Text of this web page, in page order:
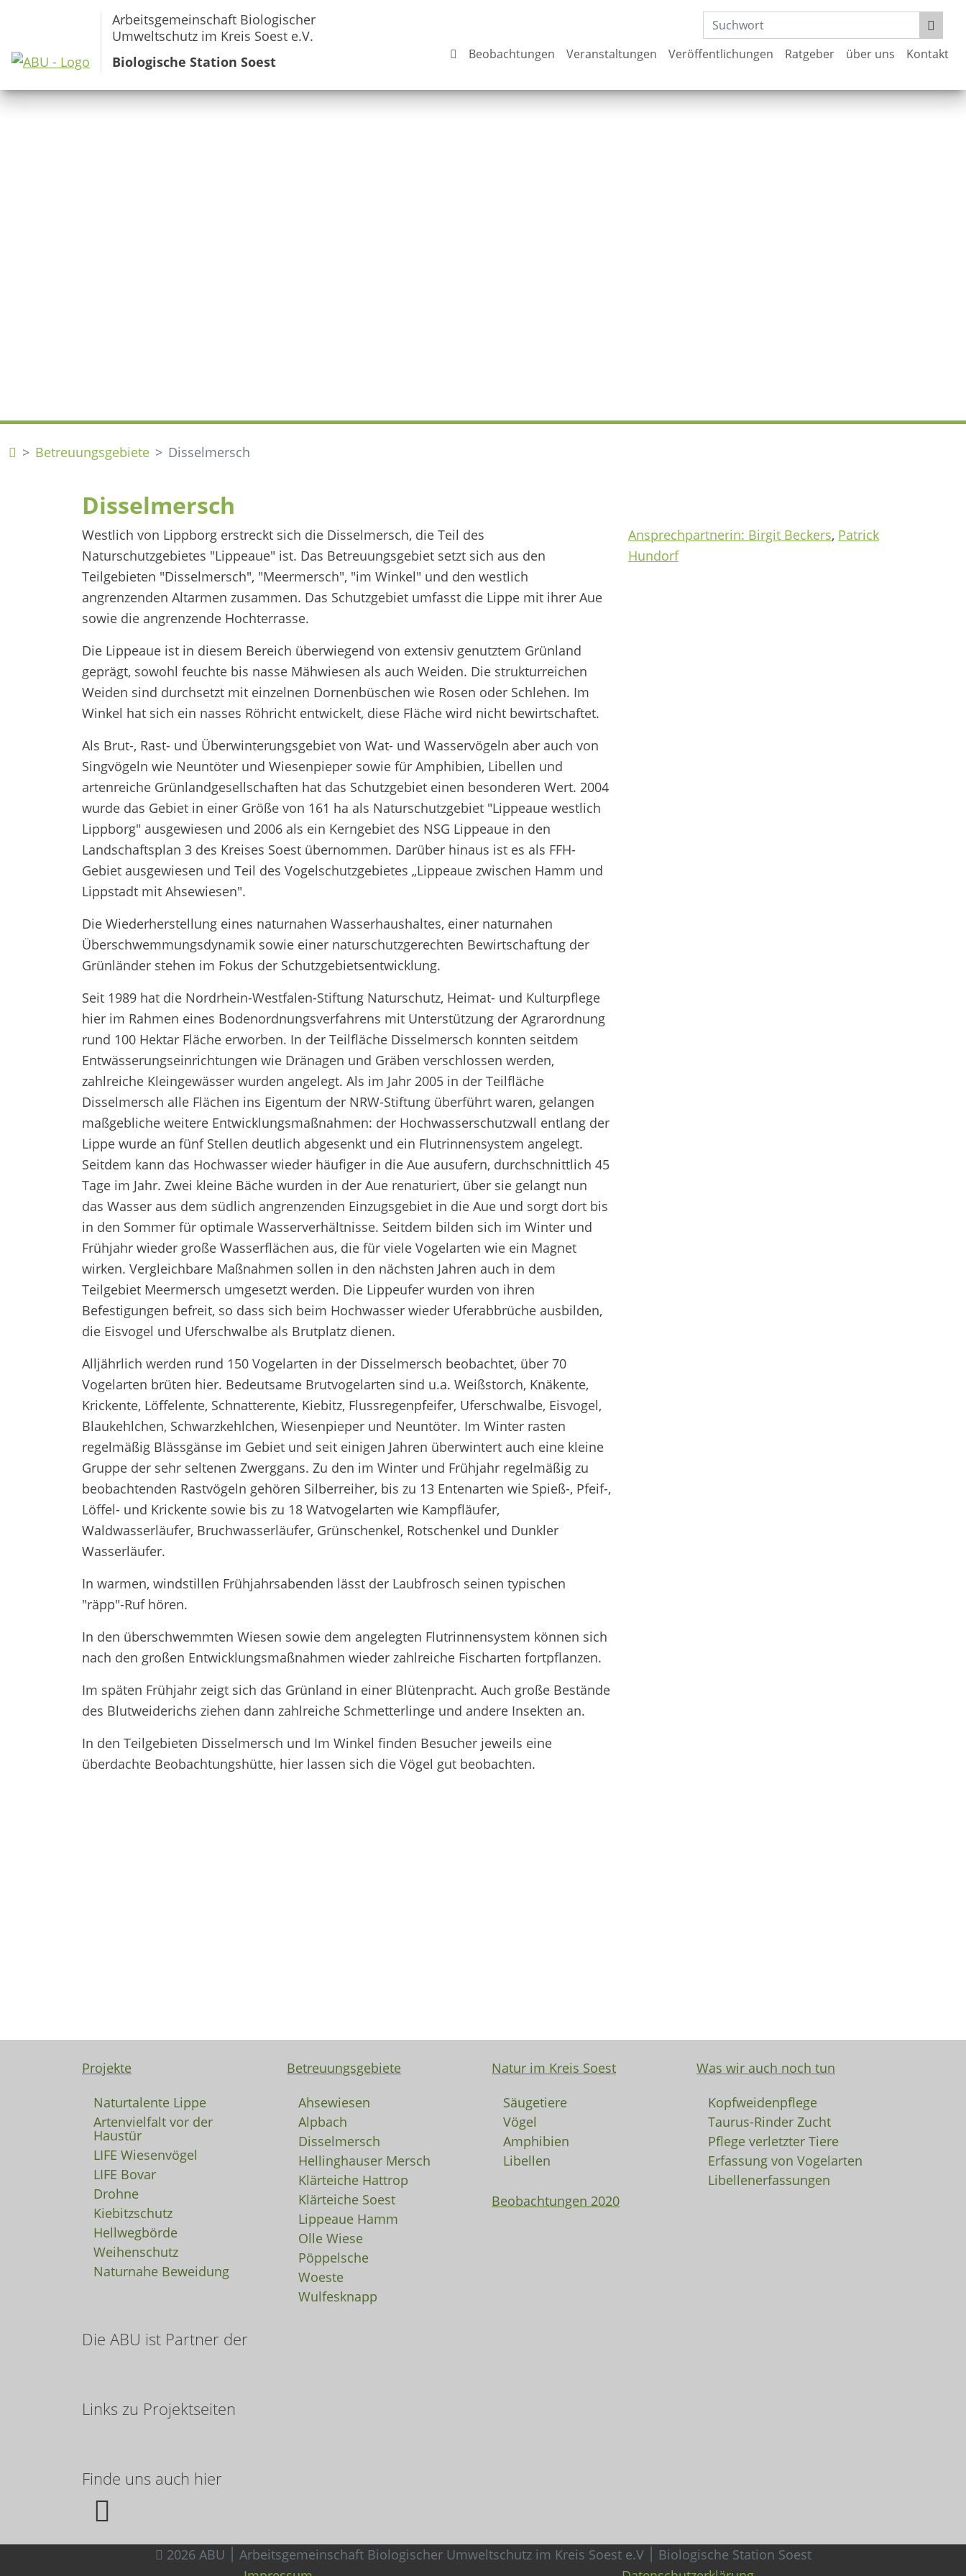
Arbeitsgemeinschaft Biologischer
Umweltschutz im Kreis Soest e.V.
Biologische Station Soest
Beobachtungen Veranstaltungen Veröffentlichungen Ratgeber über uns Kontakt
Betreuungsgebiete Disselmersch
Disselmersch
Westlich von Lippborg erstreckt sich die Disselmersch, die Teil des
Naturschutzgebietes "Lippeaue" ist. Das Betreuungsgebiet setzt sich aus den
Teilgebieten "Disselmersch", "Meermersch", "im Winkel" und den westlich
angrenzenden Altarmen zusammen. Das Schutzgebiet umfasst die Lippe mit ihrer Aue
sowie die angrenzende Hochterrasse.
Die Lippeaue ist in diesem Bereich überwiegend von extensiv genutztem Grünland
geprägt, sowohl feuchte bis nasse Mähwiesen als auch Weiden. Die strukturreichen
Weiden sind durchsetzt mit einzelnen Dornenbüschen wie Rosen oder Schlehen. Im
Winkel hat sich ein nasses Röhricht entwickelt, diese Fläche wird nicht bewirtschaftet.
Als Brut-, Rast- und Überwinterungsgebiet von Wat- und Wasservögeln aber auch von
Singvögeln wie Neuntöter und Wiesenpieper sowie für Amphibien, Libellen und
artenreiche Grünlandgesellschaften hat das Schutzgebiet einen besonderen Wert. 2004
wurde das Gebiet in einer Größe von 161 ha als Naturschutzgebiet "Lippeaue westlich
Lippborg" ausgewiesen und 2006 als ein Kerngebiet des NSG Lippeaue in den
Landschaftsplan 3 des Kreises Soest übernommen. Darüber hinaus ist es als FFH-
Gebiet ausgewiesen und Teil des Vogelschutzgebietes „Lippeaue zwischen Hamm und
Lippstadt mit Ahsewiesen".
Die Wiederherstellung eines naturnahen Wasserhaushaltes, einer naturnahen
Überschwemmungsdynamik sowie einer naturschutzgerechten Bewirtschaftung der
Grünländer stehen im Fokus der Schutzgebietsentwicklung.
Seit 1989 hat die Nordrhein-Westfalen-Stiftung Naturschutz, Heimat- und Kulturpflege
hier im Rahmen eines Bodenordnungsverfahrens mit Unterstützung der Agrarordnung
rund 100 Hektar Fläche erworben. In der Teilfläche Disselmersch konnten seitdem
Entwässerungseinrichtungen wie Dränagen und Gräben verschlossen werden,
zahlreiche Kleingewässer wurden angelegt. Als im Jahr 2005 in der Teilfläche
Disselmersch alle Flächen ins Eigentum der NRW-Stiftung überführt waren, gelangen
maßgebliche weitere Entwicklungsmaßnahmen: der Hochwasserschutzwall entlang der
Lippe wurde an fünf Stellen deutlich abgesenkt und ein Flutrinnensystem angelegt.
Seitdem kann das Hochwasser wieder häufiger in die Aue ausufern, durchschnittlich 45
Tage im Jahr. Zwei kleine Bäche wurden in der Aue renaturiert, über sie gelangt nun
das Wasser aus dem südlich angrenzenden Einzugsgebiet in die Aue und sorgt dort bis
in den Sommer für optimale Wasserverhältnisse. Seitdem bilden sich im Winter und
Frühjahr wieder große Wasserflächen aus, die für viele Vogelarten wie ein Magnet
wirken. Vergleichbare Maßnahmen sollen in den nächsten Jahren auch in dem
Teilgebiet Meermersch umgesetzt werden. Die Lippeufer wurden von ihren
Befestigungen befreit, so dass sich beim Hochwasser wieder Uferabbrüche ausbilden,
die Eisvogel und Uferschwalbe als Brutplatz dienen.
Alljährlich werden rund 150 Vogelarten in der Disselmersch beobachtet, über 70
Vogelarten brüten hier. Bedeutsame Brutvogelarten sind u.a. Weißstorch, Knäkente,
Krickente, Löffelente, Schnatterente, Kiebitz, Flussregenpfeifer, Uferschwalbe, Eisvogel,
Blaukehlchen, Schwarzkehlchen, Wiesenpieper und Neuntöter. Im Winter rasten
regelmäßig Blässgänse im Gebiet und seit einigen Jahren überwintert auch eine kleine
Gruppe der sehr seltenen Zwerggans. Zu den im Winter und Frühjahr regelmäßig zu
beobachtenden Rastvögeln gehören Silberreiher, bis zu 13 Entenarten wie Spieß-, Pfeif-,
Löffel- und Krickente sowie bis zu 18 Watvogelarten wie Kampfläufer,
Waldwasserläufer, Bruchwasserläufer, Grünschenkel, Rotschenkel und Dunkler
Wasserläufer.
In warmen, windstillen Frühjahrsabenden lässt der Laubfrosch seinen typischen
"räpp"-Ruf hören.
In den überschwemmten Wiesen sowie dem angelegten Flutrinnensystem können sich
nach den großen Entwicklungsmaßnahmen wieder zahlreiche Fischarten fortpflanzen.
Im späten Frühjahr zeigt sich das Grünland in einer Blütenpracht. Auch große Bestände
des Blutweiderichs ziehen dann zahlreiche Schmetterlinge und andere Insekten an.
In den Teilgebieten Disselmersch und Im Winkel finden Besucher jeweils eine
überdachte Beobachtungshütte, hier lassen sich die Vögel gut beobachten.
Ansprechpartnerin: Birgit Beckers, Patrick
Hundorf
Projekte
Naturtalente Lippe
Artenvielfalt vor der
Haustür
LIFE Wiesenvögel
LIFE Bovar
Drohne
Kiebitzschutz
Hellwegbörde
Weihenschutz
Naturnahe Beweidung
Betreuungsgebiete
Ahsewiesen
Alpbach
Disselmersch
Hellinghauser Mersch
Klärteiche Hattrop
Klärteiche Soest
Lippeaue Hamm
Olle Wiese
Pöppelsche
Woeste
Wulfesknapp
Natur im Kreis Soest
Säugetiere
Vögel
Amphibien
Libellen
Beobachtungen 2020
Was wir auch noch tun
Kopfweidenpflege
Taurus-Rinder Zucht
Pflege verletzter Tiere
Erfassung von Vogelarten
Libellenerfassungen
Die ABU ist Partner der
Links zu Projektseiten
Finde uns auch hier
2026 ABU ׀ Arbeitsgemeinschaft Biologischer Umweltschutz im Kreis Soest e.V ׀ Biologische Station Soest